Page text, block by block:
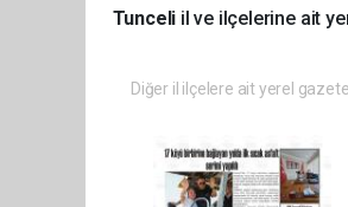
Tunceli il ve ilçelerine ait
Diğer il ilçelere ait yerel